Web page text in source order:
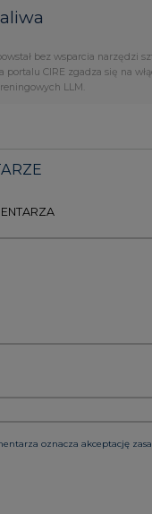
bez wsparcia narzędzi
portalu CIRE zgadza się na
LLM.
oznacza akceptację